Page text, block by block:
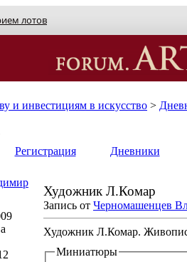
лотов
и инвестициям в искусство >
Регистрация Дневники
Художник Л.Комар
Запись от Черномашенцев
Художник Л.Комар.
Миниатюры